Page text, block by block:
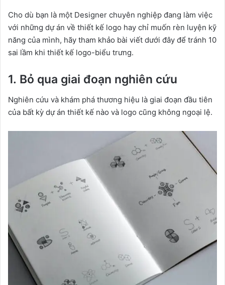
Cho dù bạn là một Designer chuyên nghiệp đang làm việc
với những dự án về thiết kế logo hay chỉ muốn rèn luyện kỹ
năng của mình, hãy tham khảo bài viết dưới đây để tránh 10
sai lầm khi thiết kế logo-biểu trưng.
1. Bỏ qua giai đoạn nghiên cứu
Nghiên cứu và khám phá thương hiệu là giai đoạn đầu tiên
của bất kỳ dự án thiết kế nào và logo cũng không ngoại lệ.